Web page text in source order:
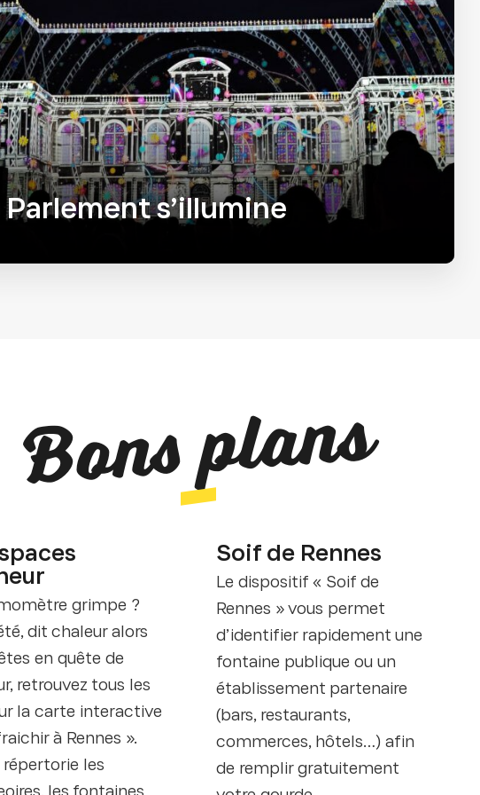
Parlement s’illumine
Bons plans
grimpe ?
dit chaleur alors
en quête de
retrouvez tous les
la carte interactive
à Rennes ».
répertorie les
Soif de Rennes
Le dispositif « Soif de
Rennes » vous permet
d’identifier rapidement une
fontaine publique ou un
établissement partenaire
(bars, restaurants,
commerces, hôtels…) afin
de remplir gratuitement